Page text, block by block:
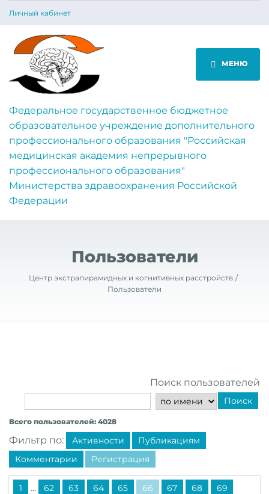
Личный кабинет
МЕНЮ
Федеральное государственное бюджетное
образовательное учреждение дополнительного
профессионального образования "Российская
медицинская академия непрерывного
профессионального образования"
Министерства здравоохранения Российской
Федерации
Пользователи
Центр экстрапирамидных и когнитивных расстройств
Пользователи
Поиск пользователей
Поиск
Всего пользователей: 4028
Фильтр по: Активности
Публикациям
Комментарии
Регистрация
1 ... 62 63 64 65 66 67 68
69